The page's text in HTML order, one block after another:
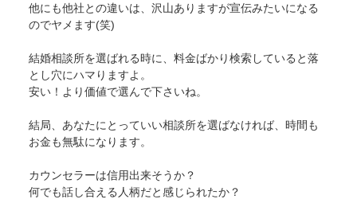
他にも他社との違いは、沢山ありますが宣伝みたいになる
のでヤメます(笑)
結婚相談所を選ばれる時に、料金ばかり検索していると落
とし穴にハマりますよ。
安い！より価値で選んで下さいね。
結局、あなたにとっていい相談所を選ばなければ、時間も
お金も無駄になります。
カウンセラーは信用出来そうか？
何でも話し合える人柄だと感じられたか？